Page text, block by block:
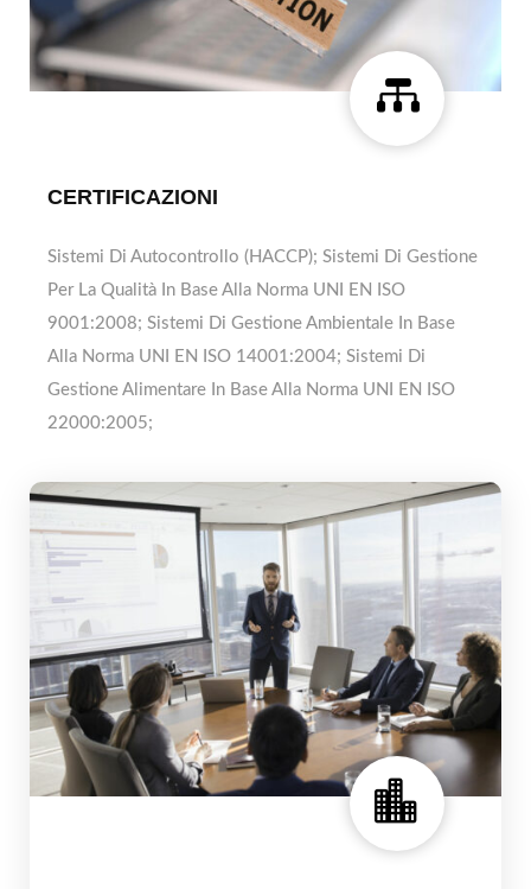

CERTIFICAZIONI
Sistemi Di Autocontrollo (HACCP); Sistemi Di Gestione
Per La Qualità In Base Alla Norma UNI EN ISO
9001:2008; Sistemi Di Gestione Ambientale In Base
Alla Norma UNI EN ISO 14001:2004; Sistemi Di
Gestione Alimentare In Base Alla Norma UNI EN ISO
22000:2005;
